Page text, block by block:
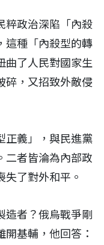
粹政治深陷「內殺
這種「內殺型的轉
曲了人民對國家生
碎，又招致外敵侵
正義」，與民進黨
二者皆淪為內部政
了對外和平。
造者？俄烏戰爭剛
基輔，他回答：